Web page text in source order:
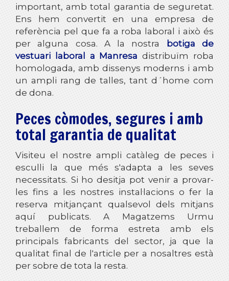
important, amb total garantia de seguretat.
Ens hem convertit en una empresa de
referència pel que fa a roba laboral i això és
per alguna cosa. A la nostra botiga de
vestuari laboral a Manresa distribuïm roba
homologada, amb dissenys moderns i amb
un ampli rang de talles, tant d´home com
de dona.
Peces còmodes, segures i amb
total garantia de qualitat
Visiteu el nostre ampli catàleg de peces i
esculli la que més s'adapta a les seves
necessitats. Si ho desitja pot venir a provar-
les fins a les nostres instal·lacions o fer la
reserva mitjançant qualsevol dels mitjans
aquí publicats. A Magatzems Urmu
treballem de forma estreta amb els
principals fabricants del sector, ja que la
qualitat final de l'article per a nosaltres està
per sobre de tota la resta.